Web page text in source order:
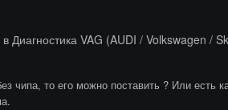
в Диагностика VAG (AUDI / Volkswagen /
чипа, то его можно поставить ? Или есть